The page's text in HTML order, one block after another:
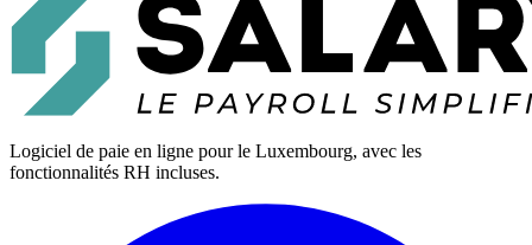
Logiciel de paie en ligne pour le Luxembourg, avec les
fonctionnalités RH incluses.